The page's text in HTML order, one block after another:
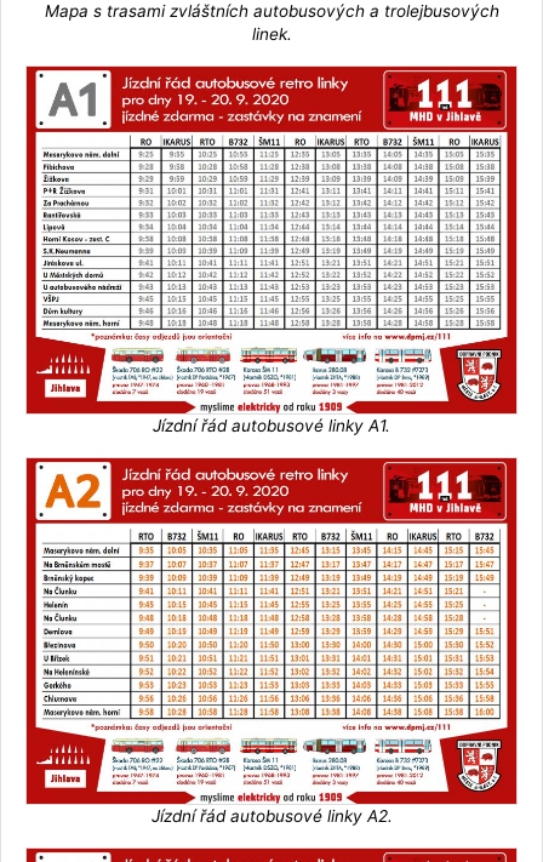
Mapa s trasami zvláštních autobusových a trolejbusových
linek.
Jízdní řád autobusové linky A1.
Jízdní řád autobusové linky A2.